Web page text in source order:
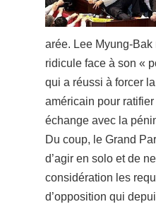
arée. Lee Myung-
ridicule face à son «
qui a réussi à forcer
américain pour
échange avec la
Du coup, le Grand
d’agir en solo et de
considération les
d’opposition qui